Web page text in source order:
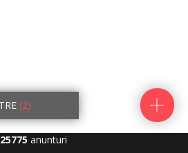
(2)
25775 anunturi